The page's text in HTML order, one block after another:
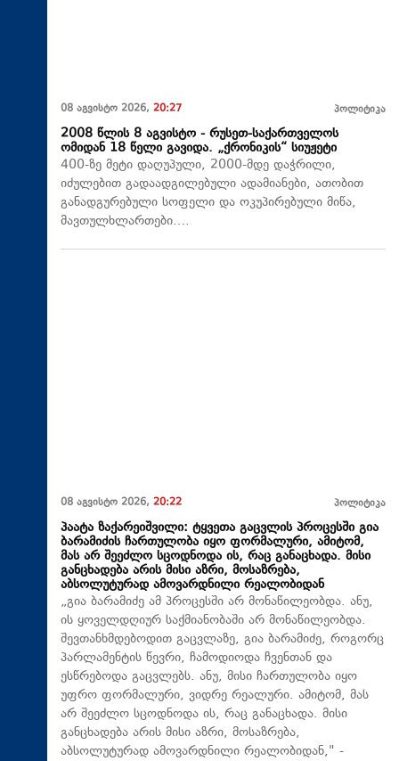
08 აგვისტო 2026, 20:27 პოლიტიკა
2008 წლის 8 აგვისტო - რუსეთ-საქართველოს
ომიდან 18 წელი გავიდა. „ქრონიკის“ სიუჟეტი
400-ზე მეტი დაღუპული, 2000-მდე დაჭრილი,
იძულებით გადაადგილებული ადამიანები, ათობით
განადგურებული სოფელი და ოკუპირებული მიწა,
მავთულხლართები….
08 აგვისტო 2026, 20:22 პოლიტიკა
პაატა ზაქარეიშვილი: ტყვეთა გაცვლის პროცესში გია
ბარამიძის ჩართულობა იყო ფორმალური, ამიტომ,
მას არ შეეძლო სცოდნოდა ის, რაც განაცხადა. მისი
განცხადება არის მისი აზრი, მოსაზრება,
აბსოლუტურად ამოვარდნილი რეალობიდან
„გია ბარამიძე ამ პროცესში არ მონაწილეობდა. ანუ,
ის ყოველდღიურ საქმიანობაში არ მონაწილეობდა.
შევთანხმდებოდით გაცვლაზე, გია ბარამიძე, როგორც
პარლამენტის წევრი, ჩამოდიოდა ჩვენთან და
ესწრებოდა გაცვლებს. ანუ, მისი ჩართულობა იყო
უფრო ფორმალური, ვიდრე რეალური. ამიტომ, მას
არ შეეძლო სცოდნოდა ის, რაც განაცხადა. მისი
განცხადება არის მისი აზრი, მოსაზრება,
აბსოლუტურად ამოვარდნილი რეალობიდან," -